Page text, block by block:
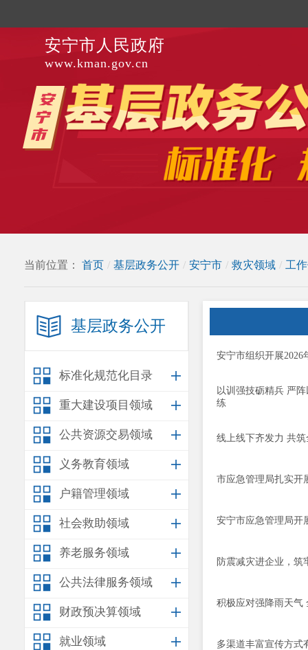
安宁市人民政府
www.kman.gov.cn
当前位置： 首页 / 基层政务公开 / 安宁市 / 救灾领域 / 工
基层政务公开
标准化规范化目录
重大建设项目领域
公共资源交易领域
义务教育领域
户籍管理领域
社会救助领域
养老服务领域
公共法律服务领域
财政预决算领域
就业领域
安宁市组织开展2026
以训强技砺精兵 严
练
线上线下齐发力 共
市应急管理局扎实开
安宁市应急管理局开
防震减灾进企业，
积极应对强降雨天气
多渠道丰富宣传方